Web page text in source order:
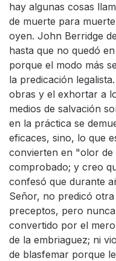
hay algunas cosas
de muerte para
oyen. John Berridge
hasta que no quedó
porque el modo más
la predicación
obras y el exhortar a
medios de salvación
en la práctica se
eficaces, sino, lo que
convierten en "olor de
comprobado; y creo
confesó que durante
Señor, no predicó
preceptos, pero
convertido por el
de la embriaguez; ni
de blasfemar porque